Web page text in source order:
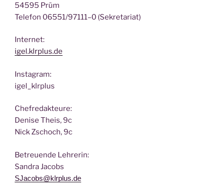
54595 Prüm
Tele­fon 06551/97111–0 (Sekre­ta­ri­at)
Inter­net:
igel.klrplus.de
Insta­gram:
igel_klrplus
Chef­re­dak­teu­re:
Deni­se Theis, 9c
Nick Zscho­ch, 9c
Betreu­en­de Lehrerin:
San­dra Jacobs
SJacobs@klrplus.de